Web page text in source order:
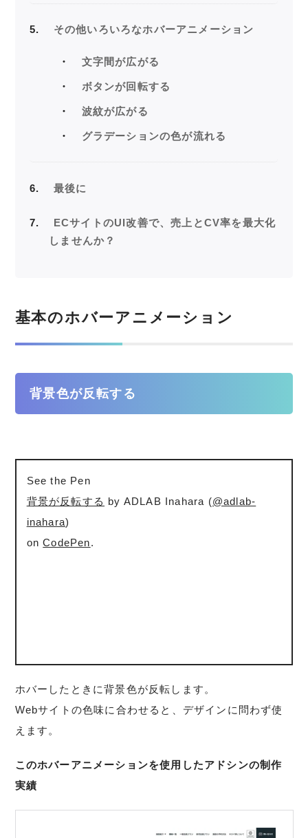
5 その他いろいろなホバーアニメーション
文字間が広がる
ボタンが回転する
波紋が広がる
グラデーションの色が流れる
6 最後に
7
ECサイトのUI改善で、売上とCV率を最大化
しませんか？
基本のホバーアニメーション
背景色が反転する
See the Pen
背景が反転する by ADLAB Inahara (@adlab-
inahara)
onCodePen.
ホバーしたときに背景色が反転します。
Webサイトの色味に合わせると、デザインに問わず使
えます。
このホバーアニメーションを使用したアドシンの制作
実績